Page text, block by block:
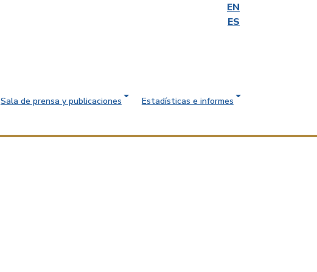
EN
ES
Sala de prensa y publicaciones
Estadísticas e informes